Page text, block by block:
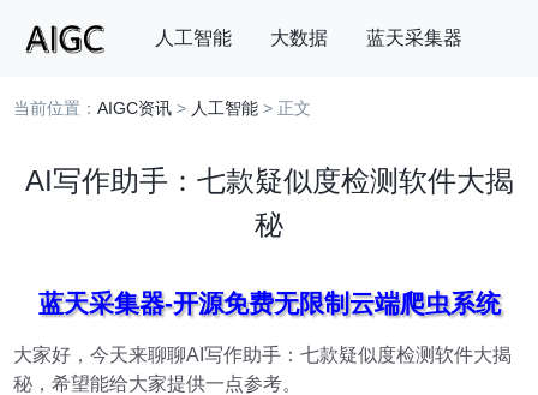
人工智能 大数据 蓝天采集器
搜索
当前位置：AIGC资讯 > 人工智能 > 正文
AI写作助手：七款疑似度检测软件大揭
秘
蓝天采集器-开源免费无限制云端爬虫系统
大家好，今天来聊聊AI写作助手：七款疑似度检测软件大揭
秘，希望能给大家提供一点参考。